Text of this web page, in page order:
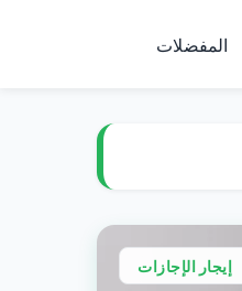
المفضلات
إيجار الإجازات